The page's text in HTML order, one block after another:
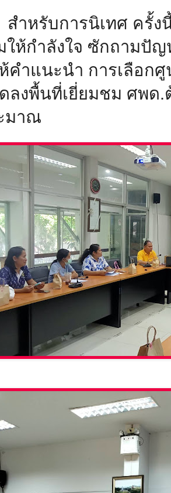
บการนิเทศ ครั้งนี้ เ
ให้กำลังใจ ซักถามปั
คำแนะนำ การเลือก
ลงพื้นที่เยี่ยมชม ศพ
มาณ